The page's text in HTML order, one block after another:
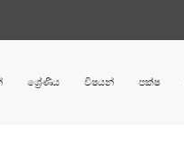
ශ්‍රේණිය විෂයන් පක්ෂ